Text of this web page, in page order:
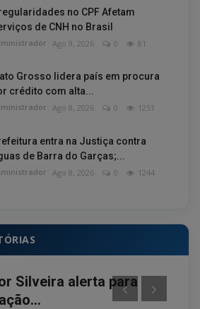
no CPF Afetam
de CNH no Brasil
Ago 9, 2026 0 81
Grosso lidera país em procura
crédito com alta...
Ago 8, 2026 0 1251
entra na Justiça contra
de Barra do Garças;...
Ago 8, 2026 0 1244
Silveira alerta para